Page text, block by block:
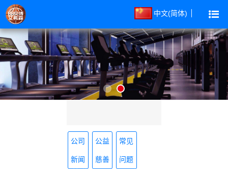
中文(简体)
公司
新闻
公益
慈善
常见
问题